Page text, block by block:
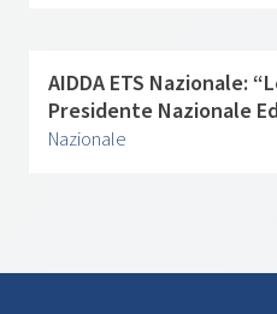
AIDDA ETS Nazionale:
Presidente Nazionale
Nazionale